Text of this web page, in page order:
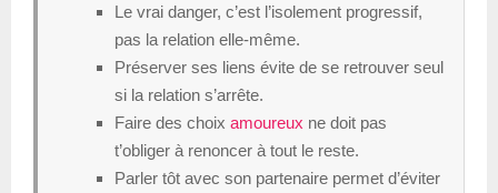
Le vrai danger, c’est l’isolement progressif,
pas la relation elle-même.
Préserver ses liens évite de se retrouver seul
si la relation s’arrête.
Faire des choix amoureux ne doit pas
t’obliger à renoncer à tout le reste.
Parler tôt avec son partenaire permet d’éviter